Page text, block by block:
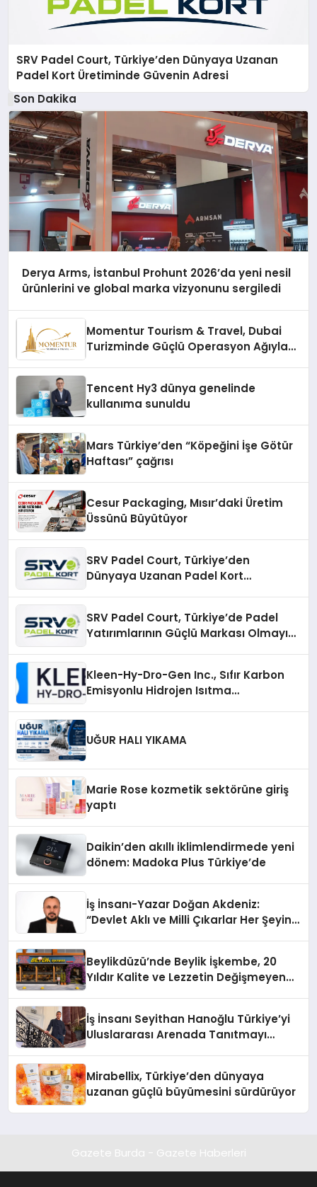
SRV Padel Court, Türkiye’den Dünyaya Uzanan
Padel Kort Üretiminde Güvenin Adresi
Son Dakika
Derya Arms, İstanbul Prohunt 2026’da yeni nesil
ürünlerini ve global marka vizyonunu sergiledi
Momentur Tourism & Travel, Dubai
Turizminde Güçlü Operasyon Ağıyla
Tencent Hy3 dünya genelinde
kullanıma sunuldu
Mars Türkiye’den “Köpeğini İşe Götür
Haftası” çağrısı
Cesur Packaging, Mısır’daki Üretim
Üssünü Büyütüyor
SRV Padel Court, Türkiye’den
Dünyaya Uzanan Padel Kort
SRV Padel Court, Türkiye’de Padel
Yatırımlarının Güçlü Markası Olmayı
Kleen-Hy-Dro-Gen Inc., Sıfır Karbon
Emisyonlu Hidrojen Isıtma
UĞUR HALI YIKAMA
Marie Rose kozmetik sektörüne giriş
yaptı
Daikin’den akıllı iklimlendirmede yeni
dönem: Madoka Plus Türkiye’de
İş İnsanı-Yazar Doğan Akdeniz:
“Devlet Aklı ve Milli Çıkarlar Her Şeyin
Beylikdüzü’nde Beylik İşkembe, 20
Yıldır Kalite ve Lezzetin Değişmeyen
İş İnsanı Seyithan Hanoğlu Türkiye’yi
Uluslararası Arenada Tanıtmayı
Mirabellix, Türkiye’den dünyaya
uzanan güçlü büyümesini sürdürüyor
Gazete Burda - Gazete Haberleri